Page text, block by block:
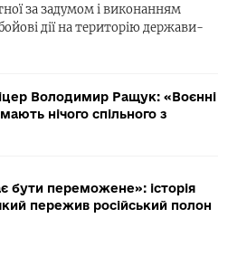
за задумом і виконанням
дії на територію держави-
Володимир Ращук: «Воєнні
нічого спільного з
бути переможене»: історія
пережив російський полон